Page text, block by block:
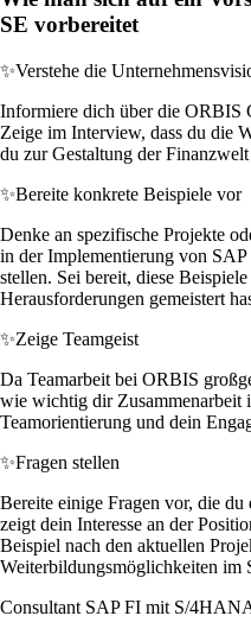
SE vorbereitet
✨Verstehe die
Informiere dich über die ORBIS
Zeige im Interview, dass du die
du zur Gestaltung der
✨Bereite konkrete Beispiele vor
Denke an spezifische Projekte
in der Implementierung von
stellen. Sei bereit, diese
Herausforderungen gemeistert
✨Zeige Teamgeist
Da Teamarbeit bei ORBIS
wie wichtig dir Zusammenarbeit
Teamorientierung und dein
✨Fragen stellen
Bereite einige Fragen vor, die
zeigt dein Interesse an der
Beispiel nach den aktuellen
Weiterbildungsmöglichkeiten im
Consultant SAP FI mit S/